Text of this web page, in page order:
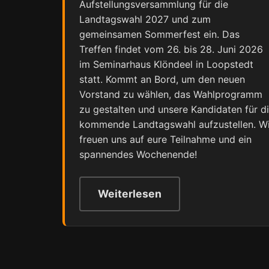
Aufstellungsversammlung für die
Landtagswahl 2027 und zum
gemeinsamen Sommerfest ein. Das
Treffen findet vom 26. bis 28. Juni 2026
im Seminarhaus Klöndeel in Loopstedt
statt. Kommt an Bord, um den neuen
Vorstand zu wählen, das Wahlprogramm
zu gestalten und unsere Kandidaten für
kommende Landtagswahl aufzustellen.
freuen uns auf eure Teilnahme und ein
spannendes Wochenende!
Weiterlesen